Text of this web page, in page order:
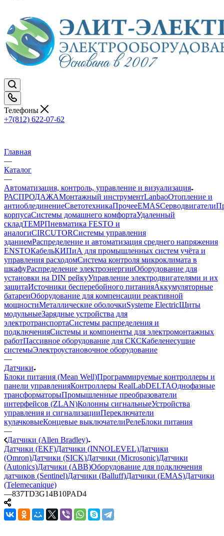
Телефоны
+7(812) 622-07-62
Главная
—
Каталог
—
Автоматизация, контроль, управление и визуализация
РАСПРОДАЖАМонтажный инструментLanbaoОтопление и
антиоблединениеСветотехникаПрочееEMASCерводвигатели
корпусаСистемы домашнего комфортаУдаленный
складTEMPПневматика FESTO и
аналогиCIRCUTORСистемы управления
зданиемРаспределение и автоматизация среднего напряжения
ENSTOКабельКИПиА для промышленных систем учёта и
управления расходомСистема контроля микроклимата в
шкафуРаспределение электроэнергииОборудование для
установки на DIN рейкуУправление электродвигателями и их
защитаИсточники бесперебойного питанияАккумуляторные
батареиОборудование для компенсации реактивной
мощностиМеталлические оболочкиSysteme ElectricЩиты
модульныеЗарядные устройства для
электротранспортаСистемы распределения и
подключенияСистемы и компоненты для электромонтажных
работПассивное оборудование для СКСКабеленесущие
системыЭлектроустановочное оборудование
—
Датчики
Блоки питания (Mean Well)Программируемые контроллеры и
панели управленияКонтроллеры RealLabDELTAОднофазные
трансформаторыПромышленные преобразователи
интерфейсов (ZLAN)Колонны сигнальныеУстройства
управления и сигнализацииПереключатели
кулачковыеКонцевые выключателиРелеБлоки питания
—
Датчики (Allen Bradley)
Датчики (EKF)Датчики (INNOLEVEL)Датчики
(Omron)Датчики (SICK)Датчики (Microsonic)Датчики
(Autonics)Датчики (ABB)Оборудование для подключения
датчиков (Sentinel)Датчики (Balluff)Датчики (EMAS)Датчики
(Telemecanique)
—837TD3G14B10PAD4